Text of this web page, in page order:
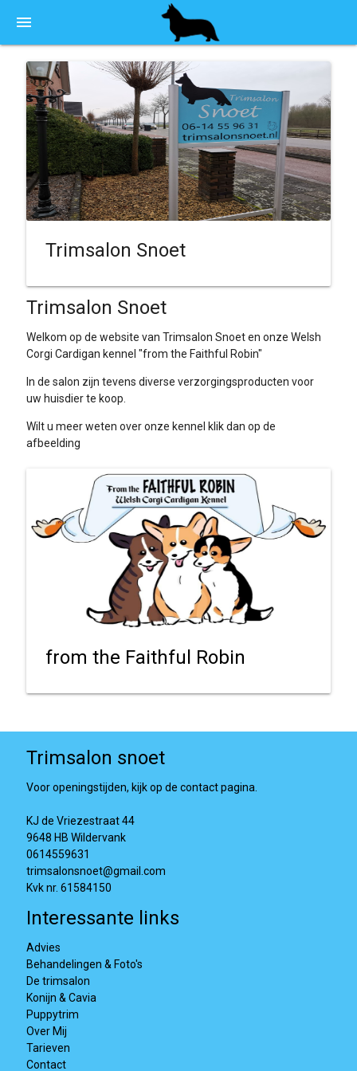
menu
Trimsalon Snoet
Trimsalon Snoet
Welkom op de website van Trimsalon Snoet en onze Welsh
Corgi Cardigan kennel "from the Faithful Robin"
In de salon zijn tevens diverse verzorgingsproducten voor
uw huisdier te koop.
Wilt u meer weten over onze kennel klik dan op de
afbeelding
from the Faithful Robin
Trimsalon snoet
Voor openingstijden, kijk op de contact pagina.
KJ de Vriezestraat 44
9648 HB Wildervank
0614559631
trimsalonsnoet@gmail.com
Kvk nr. 61584150
Interessante links
Advies
Behandelingen & Foto's
De trimsalon
Konijn & Cavia
Puppytrim
Over Mij
Tarieven
Contact